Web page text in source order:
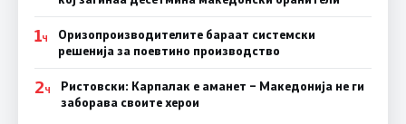
1Ч
Оризопроизводителите бараат системски
решенија за поевтино производство
2Ч
Ристовски: Карпалак е аманет – Македонија не ги
заборава своите херои